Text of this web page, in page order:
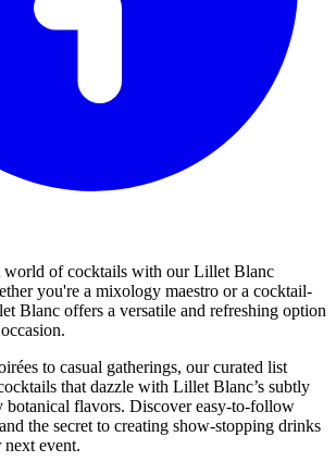
world of cocktails with our Lillet Blanc
you're a mixology maestro or a cocktail-
Blanc offers a versatile and refreshing option
to casual gatherings, our curated list
that dazzle with Lillet Blanc’s subtly
botanical flavors. Discover easy-to-follow
the secret to creating show-stopping drinks
event.